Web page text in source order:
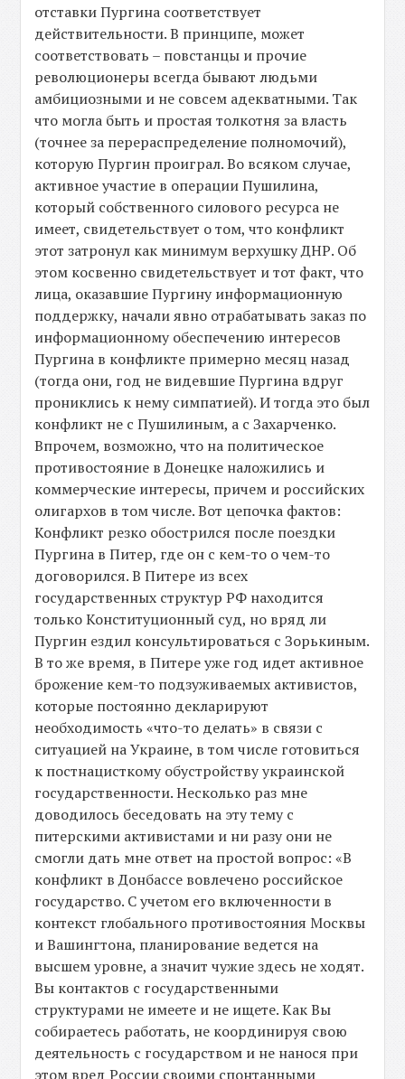
отставки Пургина соответствует
действительности. В принципе, может
соответствовать – повстанцы и прочие
революционеры всегда бывают людьми
амбициозными и не совсем адекватными. Так
что могла быть и простая толкотня за власть
(точнее за перераспределение полномочий),
которую Пургин проиграл. Во всяком случае,
активное участие в операции Пушилина,
который собственного силового ресурса не
имеет, свидетельствует о том, что конфликт
этот затронул как минимум верхушку ДНР. Об
этом косвенно свидетельствует и тот факт, что
лица, оказавшие Пургину информационную
поддержку, начали явно отрабатывать заказ по
информационному обеспечению интересов
Пургина в конфликте примерно месяц назад
(тогда они, год не видевшие Пургина вдруг
прониклись к нему симпатией). И тогда это был
конфликт не с Пушилиным, а с Захарченко.
Впрочем, возможно, что на политическое
противостояние в Донецке наложились и
коммерческие интересы, причем и российских
олигархов в том числе. Вот цепочка фактов:
Конфликт резко обострился после поездки
Пургина в Питер, где он с кем-то о чем-то
договорился. В Питере из всех
государственных структур РФ находится
только Конституционный суд, но вряд ли
Пургин ездил консультироваться с Зорькиным.
В то же время, в Питере уже год идет активное
брожение кем-то подзуживаемых активистов,
которые постоянно декларируют
необходимость «что-то делать» в связи с
ситуацией на Украине, в том числе готовиться
к постнацисткому обустройству украинской
государственности. Несколько раз мне
доводилось беседовать на эту тему с
питерскими активистами и ни разу они не
смогли дать мне ответ на простой вопрос: «В
конфликт в Донбассе вовлечено российское
государство. С учетом его включенности в
контекст глобального противостояния Москвы
и Вашингтона, планирование ведется на
высшем уровне, а значит чужие здесь не ходят.
Вы контактов с государственными
структурами не имеете и не ищете. Как Вы
собираетесь работать, не координируя свою
деятельность с государством и не нанося при
этом вред России своими спонтанными